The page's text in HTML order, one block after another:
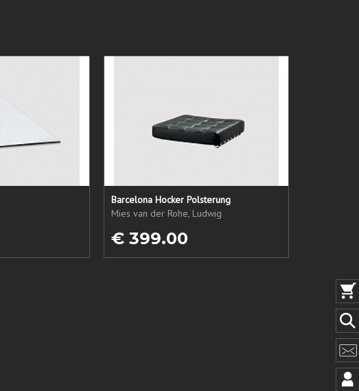
Barcelona Hocker Polsterung
Mies van der Rohe, Ludwig
€ 399.00